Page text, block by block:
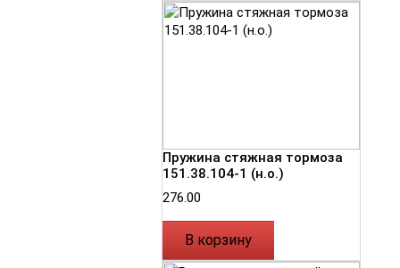
Пружина стяжная тормоза
151.38.104-1 (н.о.)
276.00
В корзину